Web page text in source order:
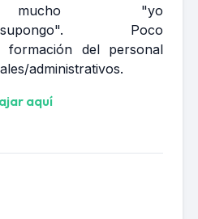
mucho "yo
supongo". Poco
del personal
administrativos.
aquí